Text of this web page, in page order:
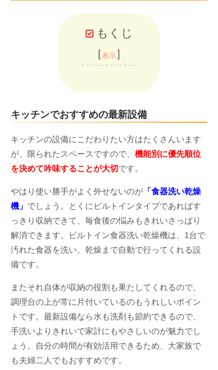
もくじ
[表示]
キッチンでおすすめの最新設備
キッチンの設備にこだわりたい方はたくさんいます
が、限られたスペースですので、 機能別に優先順位
を決めて吟味することが大切 です。
やはり使い勝手がよく外せないのが「食器洗い乾燥
機」 でしょう。とくにビルトインタイプであればす
っきり収納できて、毎食後の悩みもきれいさっぱり
解消できます。ビルトイン食器洗い乾燥機は、1台で
汚れた食器を洗い、乾燥まで自動で行ってくれる設
備です。
またそれ自体が収納の役割も果たしてくれるので、
調理台の上が常に片付いているのもうれしいポイン
トです。最新設備なら水も洗剤も節約できるので、
手洗いよりきれいで家計にもやさしいのが魅力でし
ょう。自分の時間が有効活用できるため、大家族で
も夫婦二人でもおすすめです。